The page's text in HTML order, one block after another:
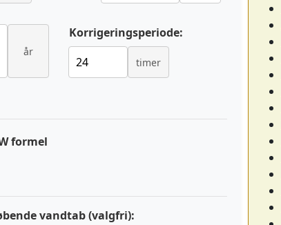
år
Korrigeringsperiode:
timer
formel
vandtab (valgfri):